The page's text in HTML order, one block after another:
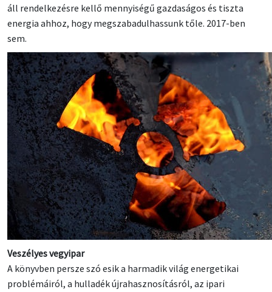
áll rendelkezésre kellő mennyiségű gazdaságos és tiszta
energia ahhoz, hogy megszabadulhassunk tőle. 2017-ben
sem.
Veszélyes vegyipar
A könyvben persze szó esik a harmadik világ energetikai
problémáiról, a hulladék újrahasznosításról, az ipari